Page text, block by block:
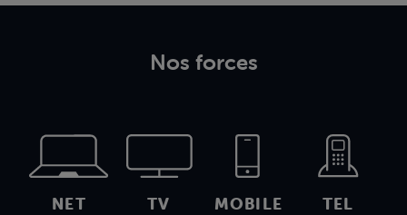
Nos forces
NET TV MOBILE TEL